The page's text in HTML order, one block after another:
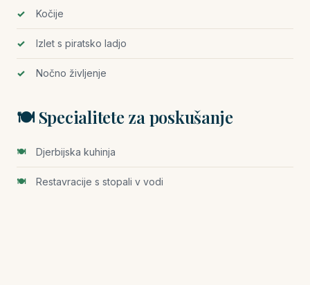
Kočije
Izlet s piratsko ladjo
Nočno življenje
🍽️ Specialitete za poskušanje
Djerbijska kuhinja
Restavracije s stopali v vodi